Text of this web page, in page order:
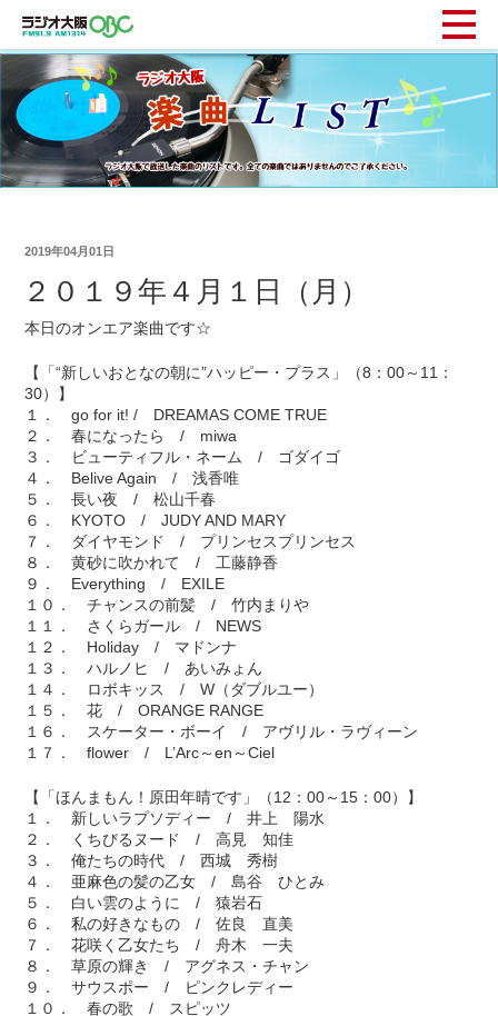
2019年04月01日
２０１９年４月１日（月）
本日のオンエア楽曲です☆
【「“新しいおとなの朝に”ハッピー・プラス」（8：00～11：
30）】
１． go for it! / DREAMAS COME TRUE
２． 春になったら / miwa
３． ビューティフル・ネーム / ゴダイゴ
４． Belive Again / 浅香唯
５． 長い夜 / 松山千春
６． KYOTO / JUDY AND MARY
７． ダイヤモンド / プリンセスプリンセス
８． 黄砂に吹かれて / 工藤静香
９． Everything / EXILE
１０． チャンスの前髪 / 竹内まりや
１１． さくらガール / NEWS
１２． Holiday / マドンナ
１３． ハルノヒ / あいみょん
１４． ロボキッス / W（ダブルユー）
１５． 花 / ORANGE RANGE
１６． スケーター・ボーイ / アヴリル・ラヴィーン
１７． flower / L’Arc～en～Ciel
【「ほんまもん！原田年晴です」（12：00～15：00）】
１． 新しいラプソディー / 井上 陽水
２． くちびるヌード / 高見 知佳
３． 俺たちの時代 / 西城 秀樹
４． 亜麻色の髪の乙女 / 島谷 ひとみ
５． 白い雲のように / 猿岩石
６． 私の好きなもの / 佐良 直美
７． 花咲く乙女たち / 舟木 一夫
８． 草原の輝き / アグネス・チャン
９． サウスポー / ピンクレディー
１０． 春の歌 / スピッツ